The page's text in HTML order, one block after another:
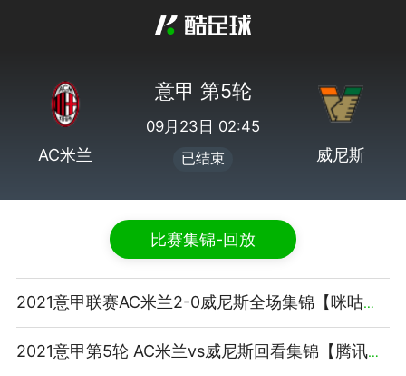
AC米兰
意甲 第5轮
09月23日 02:45
已结束 威尼斯
比赛集锦-回放
2021意甲联赛AC米兰2-0威尼斯全场集锦【咪咕视频】
2021意甲第5轮 AC米兰vs威尼斯回看集锦【腾讯视频】